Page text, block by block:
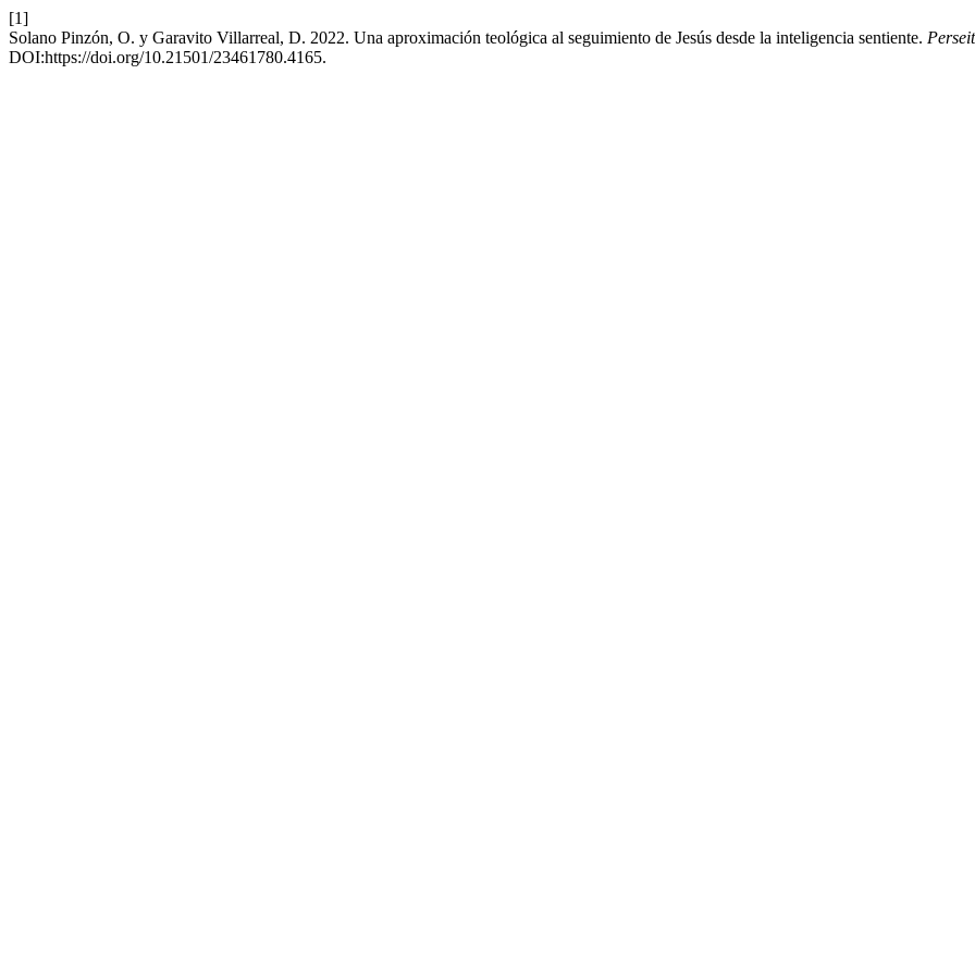
[1]
Solano Pinzón, O. y Garavito Villarreal, D. 2022. Una aproximación teológica al seguimiento de Jesús desde la inteligencia sentiente.
DOI:https://doi.org/10.21501/23461780.4165.